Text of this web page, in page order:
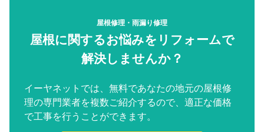
屋根修理・雨漏り修理
屋根に関するお悩みをリフォームで
解決しませんか？
イーヤネットでは、無料であなたの地元の屋根修
理の専門業者を複数ご紹介するので、適正な価格
で工事を行うことができます。